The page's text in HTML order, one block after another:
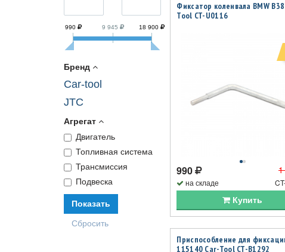
990 9 945 18 900
Бренд
Car-tool
JTC
Агрегат
Двигатель
Топливная система
Трансмиссия
Подвеска
Фиксатор коленвала BMW
Tool CT-U0116
990
на складе
Купить
Приспособление для
115140 Car-Tool CT-B1292